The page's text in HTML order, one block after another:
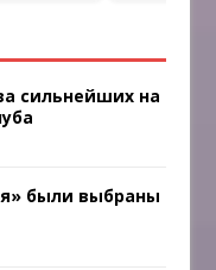
сильнейших на
были выбраны